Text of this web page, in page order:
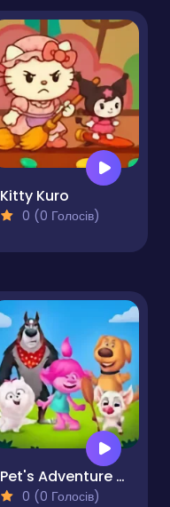
Kitty Kuro
0 (0 Голосів)
Pet's Adventure A Day To Remember
0 (0 Голосів)